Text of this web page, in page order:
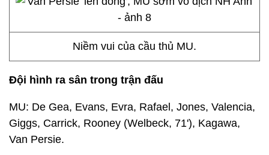
Niềm vui của cầu thủ MU.
Đội hình ra sân trong trận đấu
MU: De Gea, Evans, Evra, Rafael, Jones, Valencia,
Giggs, Carrick, Rooney (Welbeck, 71'), Kagawa,
Van Persie.